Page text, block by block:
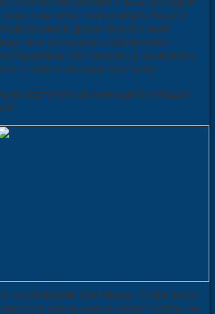
серьёзная, а ваш молодой
чувством юмора, будьте
даже прося у него
чем устраивать различные
поговорить и выяснить
растопить возникший холодок,
«выплакали все глаза». К примеру: